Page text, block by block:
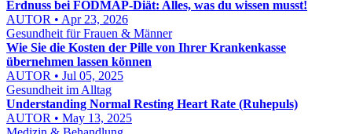
Erdnuss bei FODMAP-Diät: Alles, was du wissen musst!
AUTOR • Apr 23, 2026
Gesundheit für Frauen & Männer
Wie Sie die Kosten der Pille von Ihrer Krankenkasse
übernehmen lassen können
AUTOR • Jul 05, 2025
Gesundheit im Alltag
Understanding Normal Resting Heart Rate (Ruhepuls)
AUTOR • May 13, 2025